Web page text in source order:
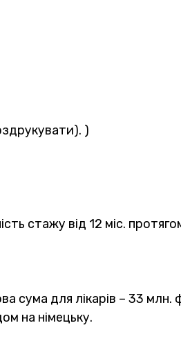
)
стажу від 12 міс.
сума для лікарів – 33 млн.
на німецьку.